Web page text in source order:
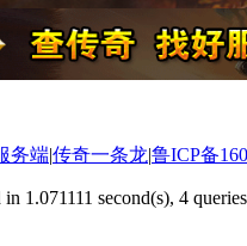
务端|传奇一条龙|鲁ICP备
in 1.071111 second(s), 4